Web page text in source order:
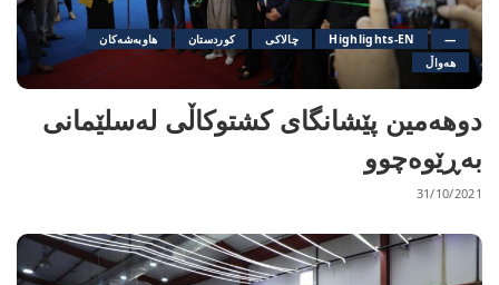
—
Highlights-EN چالاکی کوردستان
هاوبەشەکان
هەواڵ
دوهەمین پێشانگای کشتوکاڵی لەسلێمانی
بەڕێوەچوو
31/10/2021